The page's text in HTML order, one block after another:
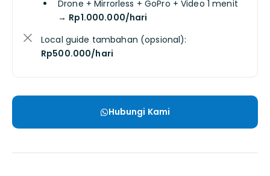
Drone + Mirrorless + GoPro + Video 1 menit
→ Rp1.000.000/hari
Local guide tambahan (opsional):
Rp500.000/hari
Hubungi Kami